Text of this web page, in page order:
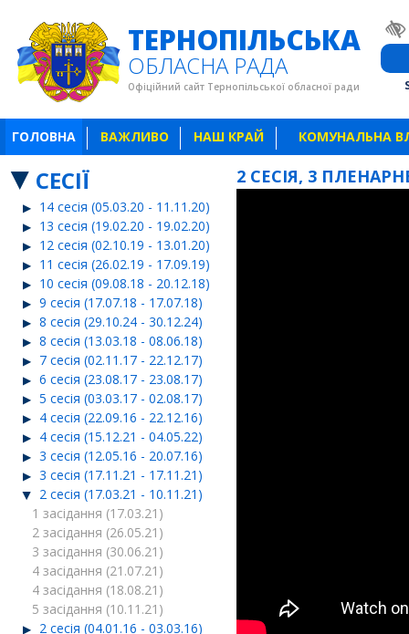
ТЕРНОПІЛЬСЬКА
ОБЛАСНА РАДА
Офіційний сайт Тернопільської обласної ради
ГОЛОВНА ВАЖЛИВО НАШ КРАЙ КОМУНАЛЬНА
СЕСІЇ
14 сесія (05.03.20 - 11.11.20)
13 сесія (19.02.20 - 19.02.20)
12 сесія (02.10.19 - 13.01.20)
11 сесія (26.02.19 - 17.09.19)
10 сесія (09.08.18 - 20.12.18)
9 сесія (17.07.18 - 17.07.18)
8 сесія (29.10.24 - 30.12.24)
8 сесія (13.03.18 - 08.06.18)
7 сесія (02.11.17 - 22.12.17)
6 сесія (23.08.17 - 23.08.17)
5 сесія (03.03.17 - 02.08.17)
4 сесія (22.09.16 - 22.12.16)
4 сесія (15.12.21 - 04.05.22)
3 сесія (12.05.16 - 20.07.16)
3 сесія (17.11.21 - 17.11.21)
2 сесія (17.03.21 - 10.11.21)
1 засідання (17.03.21)
2 засідання (26.05.21)
3 засідання (30.06.21)
4 засідання (21.07.21)
4 засідання (18.08.21)
5 засідання (10.11.21)
2 сесія (04.01.16 - 03.03.16)
2 СЕСІЯ, 3